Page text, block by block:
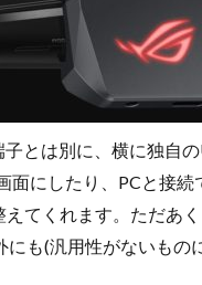
とは別に、横に独自
面にしたり、PCと接続
てくれます。ただあ
も(汎用性がないもの